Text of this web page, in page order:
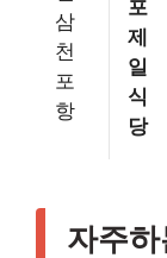
삼
천
포
항
포
제
일
식
당
자주